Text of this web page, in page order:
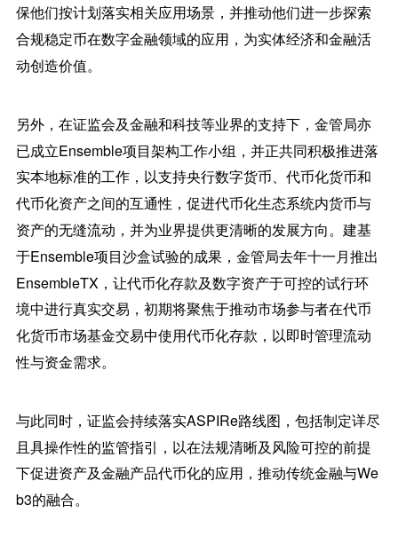
保他们按计划落实相关应用场景，并推动他们进一步探索
合规稳定币在数字金融领域的应用，为实体经济和金融活
动创造价值。
另外，在证监会及金融和科技等业界的支持下，金管局亦
已成立Ensemble项目架构工作小组，并正共同积极推进落
实本地标准的工作，以支持央行数字货币、代币化货币和
代币化资产之间的互通性，促进代币化生态系统内货币与
资产的无缝流动，并为业界提供更清晰的发展方向。建基
于Ensemble项目沙盒试验的成果，金管局去年十一月推出
EnsembleTX，让代币化存款及数字资产于可控的试行环
境中进行真实交易，初期将聚焦于推动市场参与者在代币
化货币市场基金交易中使用代币化存款，以即时管理流动
性与资金需求。
与此同时，证监会持续落实ASPIRe路线图，包括制定详尽
且具操作性的监管指引，以在法规清晰及风险可控的前提
下促进资产及金融产品代币化的应用，推动传统金融与We
b3的融合。